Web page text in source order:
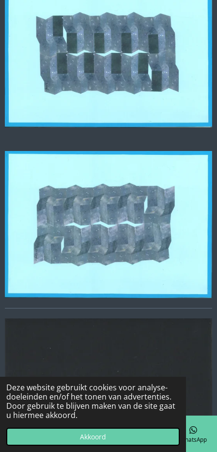
Deze website gebruikt cookies voor analyse-
doeleinden en/of het tonen van advertenties.
Door gebruik te blijven maken van de site gaat
u hiermee akkoord.
Akkoord
Telefoonnummer WhatsApp